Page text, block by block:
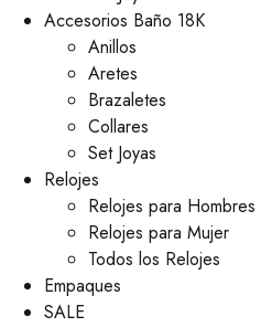
Accesorios Baño 18K
Anillos
Aretes
Brazaletes
Collares
Set Joyas
Relojes
Relojes para Hombres
Relojes para Mujer
Todos los Relojes
Empaques
SALE